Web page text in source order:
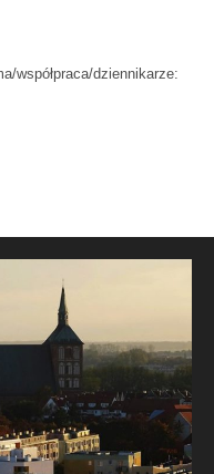
współpraca/dziennikarze: